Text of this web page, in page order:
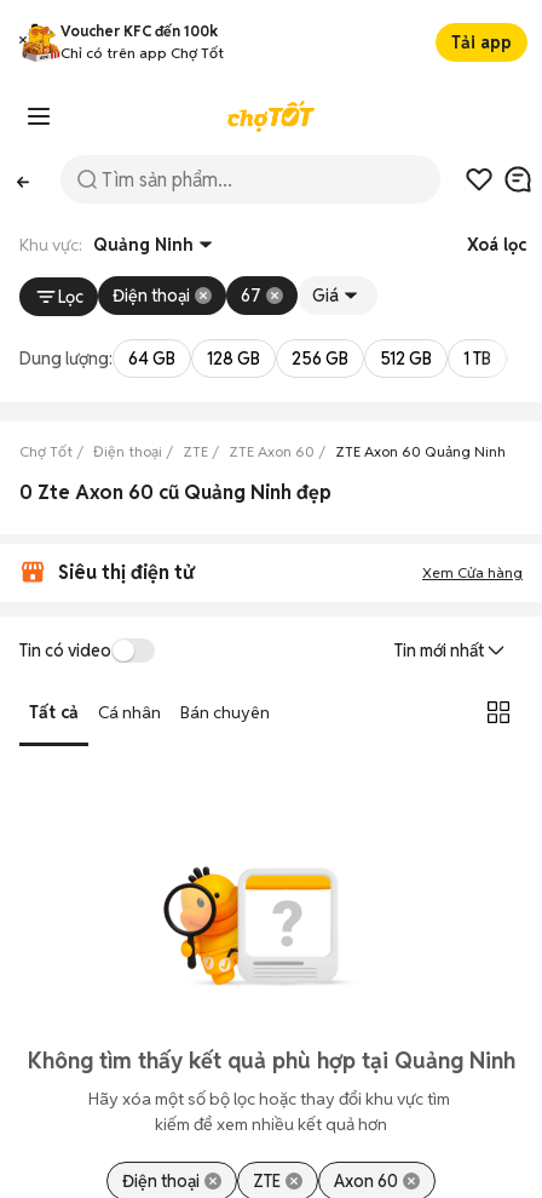
Voucher KFC đến 100k
Chỉ có trên app Chợ Tốt
Tải app
Khu vực: Quảng Ninh Xoá lọc
Lọc Điện thoại 67 Giá
Dung lượng: 64 GB 128 GB 256 GB 512 GB 1 TB
Chợ Tốt Điện thoại ZTE ZTE Axon 60 ZTE Axon 60 Quảng Ninh
0 Zte Axon 60 cũ Quảng Ninh đẹp
Siêu thị điện tử Xem Cửa hàng
Tin có video Tin mới nhất
Tất cả Cá nhân Bán chuyên
Không tìm thấy kết quả phù hợp tại Quảng Ninh
Hãy xóa một số bộ lọc hoặc thay đổi khu vực tìm
kiếm để xem nhiều kết quả hơn
Điện thoại ZTE Axon 60